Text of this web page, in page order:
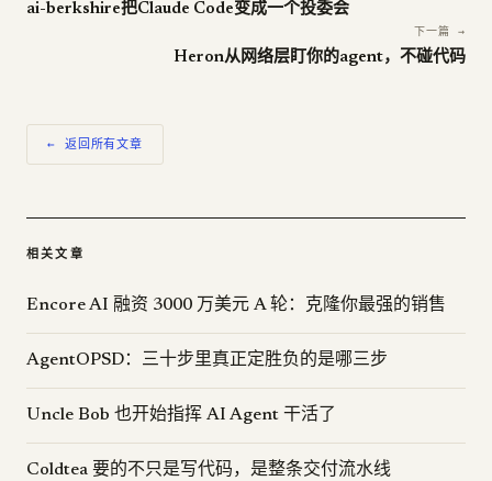
ai-berkshire把Claude Code变成一个投委会
下一篇 →
Heron从网络层盯你的agent，不碰代码
← 返回所有文章
相关文章
Encore AI 融资 3000 万美元 A 轮：克隆你最强的销售
AgentOPSD：三十步里真正定胜负的是哪三步
Uncle Bob 也开始指挥 AI Agent 干活了
Coldtea 要的不只是写代码，是整条交付流水线